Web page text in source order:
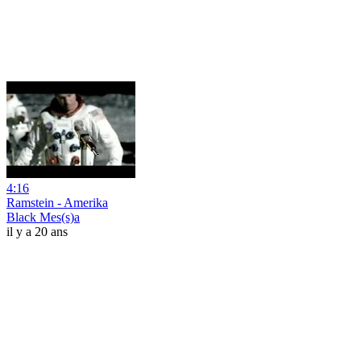
4:16
Ramstein - Amerika
Black Mes(s)a
il y a 20 ans